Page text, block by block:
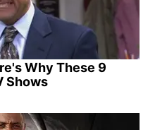
Why These 9
Shows